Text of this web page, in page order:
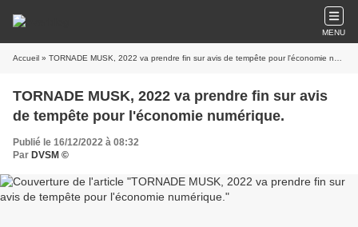
MENU
Accueil » TORNADE MUSK, 2022 va prendre fin sur avis de tempête pour l'économie numérique.
TORNADE MUSK, 2022 va prendre fin sur avis
de tempête pour l'économie numérique.
Publié le 16/12/2022 à 08:32
Par DVSM ©